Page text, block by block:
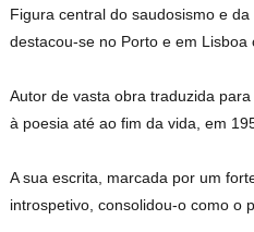
Figura central do saudosismo e
destacou-se no Porto e em
Autor de vasta obra traduzida
à poesia até ao fim da vida, em
A sua escrita, marcada por um
introspetivo, consolidou-o como o